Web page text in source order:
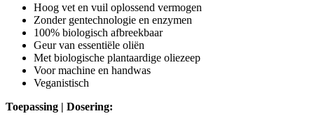
Hoog vet en vuil oplossend vermogen
Zonder gentechnologie en enzymen
100% biologisch afbreekbaar
Geur van essentiële oliën
Met biologische plantaardige oliezeep
Voor machine en handwas
Veganistisch
Toepassing | Dosering: